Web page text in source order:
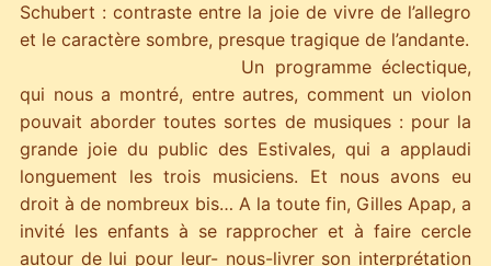
Schubert : contraste entre la joie de vivre de l’allegro
et le caractère sombre, presque tragique de l’andante.
Un programme éclectique,
qui nous a montré, entre autres, comment un violon
pouvait aborder toutes sortes de musiques : pour la
grande joie du public des Estivales, qui a applaudi
longuement les trois musiciens. Et nous avons eu
droit à de nombreux bis… A la toute fin, Gilles Apap, a
invité les enfants à se rapprocher et à faire cercle
autour de lui pour leur- nous-livrer son interprétation